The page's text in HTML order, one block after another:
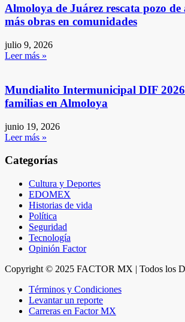
Almoloya de Juárez rescata pozo de
más obras en comunidades
julio 9, 2026
Leer más »
Mundialito Intermunicipal DIF 2026
familias en Almoloya
junio 19, 2026
Leer más »
Categorías
Cultura y Deportes
EDOMEX
Historias de vida
Política
Seguridad
Tecnología
Opinión Factor
Copyright © 2025 FACTOR MX | Todos los
Términos y Condiciones
Levantar un reporte
Carreras en Factor MX